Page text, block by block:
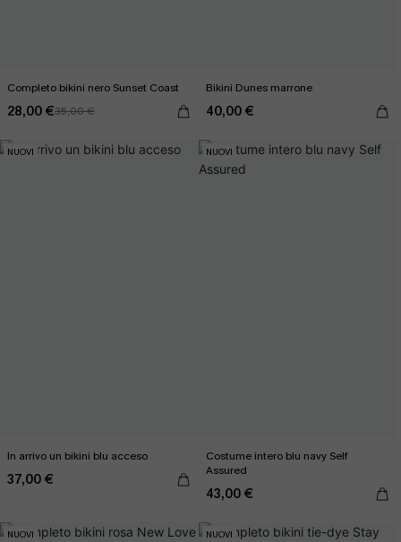
Completo bikini nero Sunset Coast
28,00 €35,00 €
Bikini Dunes marrone
40,00 €
NUOVI
In arrivo un bikini blu acceso
37,00 €
NUOVI
Costume intero blu navy Self
Assured
43,00 €
NUOVI NUOVI